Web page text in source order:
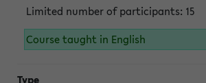
Limited number of participants: 15
Course taught in English